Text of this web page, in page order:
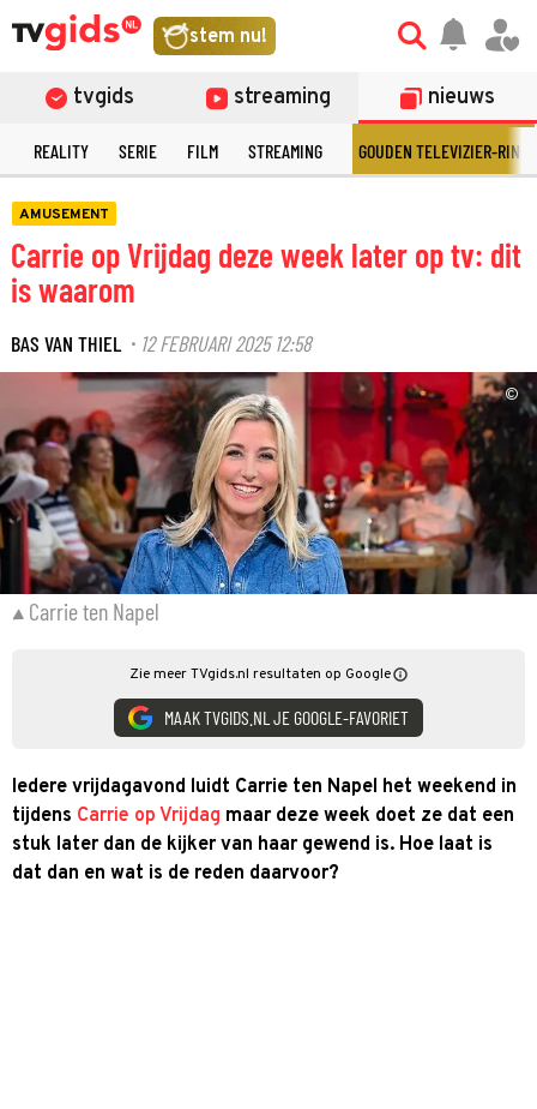
stem nu!
tvgids streaming nieuws
REALITY SERIE FILM STREAMING GOUDEN TELEVIZIER-RING
AMUSEMENT
Carrie op Vrijdag deze week later op tv: dit
is waarom
BAS VAN THIEL· 12 FEBRUARI 2025 12:58
©
Carrie ten Napel
Zie meer TVgids.nl resultaten op Google
MAAK TVGIDS.NL JE GOOGLE-FAVORIET
Iedere vrijdagavond luidt Carrie ten Napel het weekend in
tijdens Carrie op Vrijdag maar deze week doet ze dat een
stuk later dan de kijker van haar gewend is. Hoe laat is
dat dan en wat is de reden daarvoor?